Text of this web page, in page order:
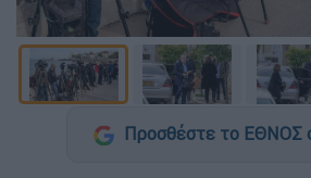
Προσθέστε το ΕΘΝΟΣ